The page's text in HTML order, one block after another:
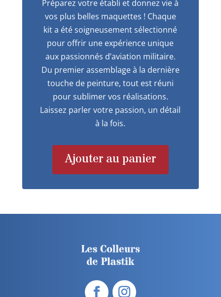
Préparez votre établi et donnez vie à
vos plus belles maquettes ! Chaque
kit a été soigneusement sélectionné
pour offrir une expérience unique
aux passionnés d’aviation militaire.
Du premier assemblage à la dernière
touche de peinture, tout est réuni
pour sublimer vos réalisations.
Laissez parler votre passion, un détail
à la fois.
Ajouter au panier